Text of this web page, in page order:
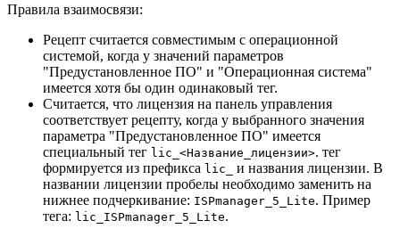
Правила взаимосвязи:
Рецепт считается совместимым с операционной
системой, когда у значений параметров
"Предустановленное ПО" и "Операционная система"
имеется хотя бы один одинаковый тег.
Считается, что лицензия на панель управления
соответствует рецепту, когда у выбранного значения
параметра "Предустановленное ПО" имеется
специальный тег lic_<Название_лицензии>. тег
формируется из префикса lic_
и названия лицензии. В
названии лицензии пробелы необходимо заменить на
нижнее подчеркивание: ISPmanager_5_Lite. Пример
тега: lic_ISPmanager_5_Lite.